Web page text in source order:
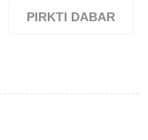
PIRKTI DABAR